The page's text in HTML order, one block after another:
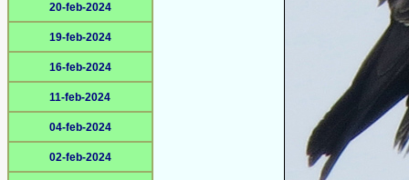
20-feb-2024
19-feb-2024
16-feb-2024
11-feb-2024
04-feb-2024
02-feb-2024